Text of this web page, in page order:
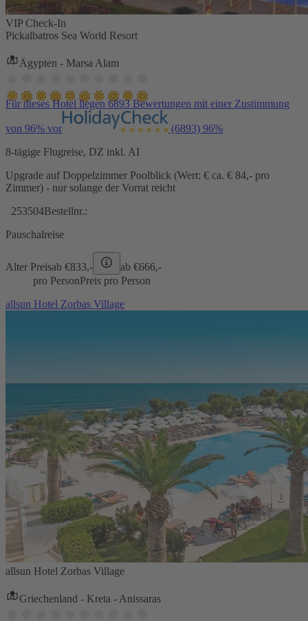
VIP Check-In
Pickalbatros Sea World Resort
Ägypten - Marsa Alam
Für dieses Hotel liegen 6893 Bewertungen mit einer Zustimmung
von 96% vor (6893) 96%
8-tägige Flugreise, DZ inkl. AI
Upgrade auf Doppelzimmer Poolblick (Wert: € ca. € 84,- pro
Zimmer) - nur solange der Vorrat reicht
253504Bestellnr.:
Pauschalreise
Alter Preisab €833,- ab €666,-
pro PersonPreis pro Person
allsun Hotel Zorbas Village
allsun Hotel Zorbas Village
Griechenland - Kreta - Anissaras